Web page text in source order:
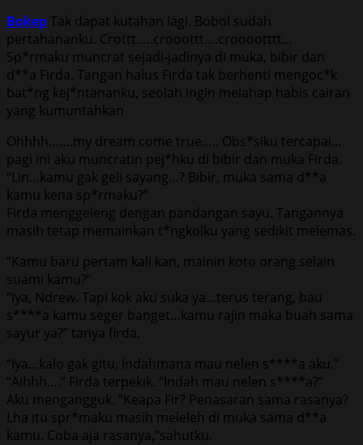
Bokep Tak dapat kutahan lagi. Bobol sudah
pertahananku. Crottt…..crooottt….crooootttt…
Sp*rmaku muncrat sejadi-jadinya di muka, bibir dan
d**a Firda. Tangan halus Firda tak berhenti mengoc*k
bat*ng kej*ntananku, seolah ingin melahap habis cairan
yang kumuntahkan
Ohhhh…….my dream come true….. Obs*siku tercapai…
pagi ini aku muncratin pej*hku di bibir dan muka Firda.
“Lin…kamu gak geli sayang…? Bibir, muka sama d**a
kamu kena sp*rmaku?”
Firda menggeleng dengan pandangan sayu. Tangannya
masih tetap memainkan t*ngkolku yang sedikit melemas.
“Kamu baru pertam kali kan, mainin koto orang selain
suami kamu?”
“Iya, Ndrew. Tapi kok aku suka ya…terus terang, bau
s****a kamu seger banget…kamu rajin maka buah sama
sayur ya?” tanya firda.
“Iya…kalo gak gitu, Indahmana mau nelen s****a aku.”
“Aihhh….” Firda terpekik. “Indah mau nelen s****a?”
Aku mengangguk. “Keapa Fir? Penasaran sama rasanya?
Lha itu spr*maku masih meleleh di muka sama d**a
kamu. Coba aja rasanya,”sahutku.